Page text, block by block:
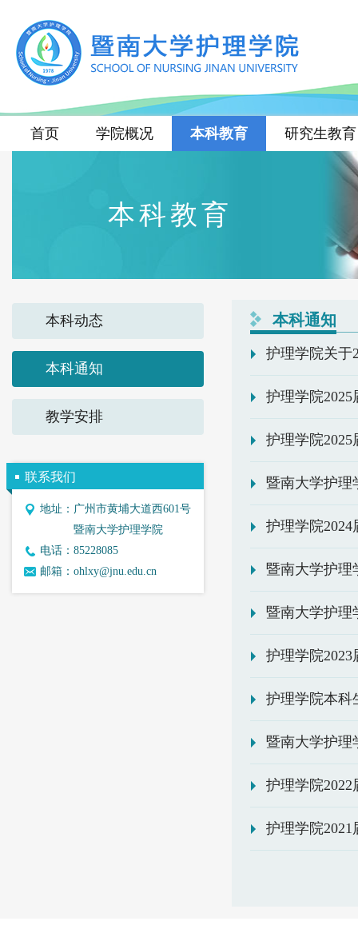
首页 学院概况 本科教育 研究生教育
本科教育
本科动态
本科通知
教学安排
联系我们
地址： 广州市黄埔大道西601号
暨南大学护理学院
电话： 85228085
邮箱： ohlxy@jnu.edu.cn
本科通知
护理学院关于
护理学院
护理学院
暨南大学护理
护理学院
暨南大学护理
暨南大学护理
护理学院
护理学院本科
暨南大学护理
护理学院
护理学院